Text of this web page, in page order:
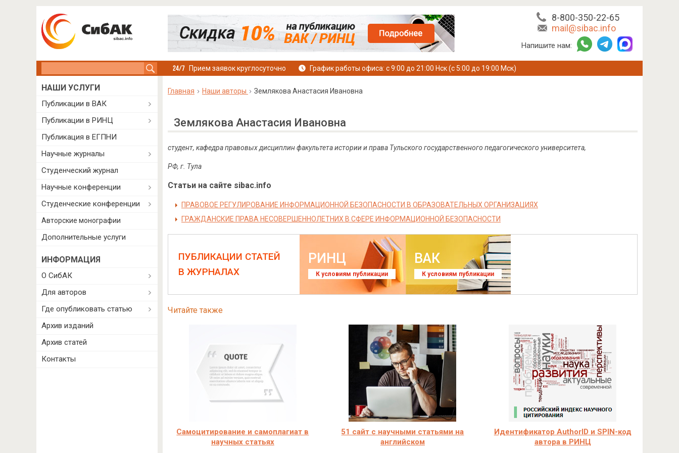
8-800-350-22-65
mail@sibac.info
Напишите нам:
Прием заявок круглосуточно График работы офиса: с 9:00 до 21:00 Нск (с 5:00 до 19:00 Мск)
Главная Наши авторы Землякова Анастасия Ивановна
Землякова Анастасия Ивановна
студент, кафедра правовых дисциплин факультета истории и права Тульского государственного педагогического университета,
РФ, г. Тула
Статьи на сайте sibac.info
ПРАВОВОЕ РЕГУЛИРОВАНИЕ ИНФОРМАЦИОННОЙ БЕЗОПАСНОСТИ В ОБРАЗОВАТЕЛЬНЫХ ОРГАНИЗАЦИЯХ
ГРАЖДАНСКИЕ ПРАВА НЕСОВЕРШЕННОЛЕТНИХ В СФЕРЕ ИНФОРМАЦИОННОЙ БЕЗОПАСНОСТИ
ПУБЛИКАЦИИ СТАТЕЙ
В ЖУРНАЛАХ
РИНЦ
К условиям публикации
ВАК
К условиям публикации
Читайте также
Самоцитирование и самоплагиат в
научных статьях
51 сайт с научными статьями на
английском
Идентификатор AuthorID и SPIN-код
автора в РИНЦ
НАШИ УСЛУГИ
Публикации в ВАК
Публикации в РИНЦ
Публикация в ЕГПНИ
Научные журналы
Студенческий журнал
Научные конференции
Студенческие конференции
Авторские монографии
Дополнительные услуги
ИНФОРМАЦИЯ
О СибАК
Для авторов
Где опубликовать статью
Архив изданий
Архив статей
Контакты